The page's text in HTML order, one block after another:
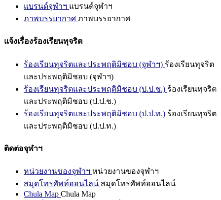
แบรนด์จุฬาฯ แบรนด์จุฬาฯ
ภาพบรรยากาศ ภาพบรรยากาศ
แจ้งเรื่องร้องเรียนทุจริต
ร้องเรียนทุจริตและประพฤติมิชอบ (จุฬาฯ) ร้องเรียนทุจริต
และประพฤติมิชอบ (จุฬาฯ)
ร้องเรียนทุจริตและประพฤติมิชอบ (ป.ป.ช.) ร้องเรียนทุจริต
และประพฤติมิชอบ (ป.ป.ช.)
ร้องเรียนทุจริตและประพฤติมิชอบ (ป.ป.ท.) ร้องเรียนทุจริต
และประพฤติมิชอบ (ป.ป.ท.)
ติดต่อจุฬาฯ
หน่วยงานของจุฬาฯ หน่วยงานของจุฬาฯ
สมุดโทรศัพท์ออนไลน์ สมุดโทรศัพท์ออนไลน์
Chula Map Chula Map